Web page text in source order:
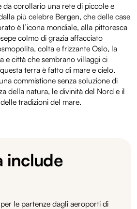
da corollario una rete di piccole e
più celebre Bergen, che delle case
è l’icona mondiale, alla pittoresca
colmo di grazia affacciato
colta e frizzante Oslo, la
e città che sembrano villaggi ci
terra è fatto di mare e cielo,
commistione senza soluzione di
della natura, le divinità del Nord e il
tradizioni del mare.
include
le partenze dagli aeroporti di